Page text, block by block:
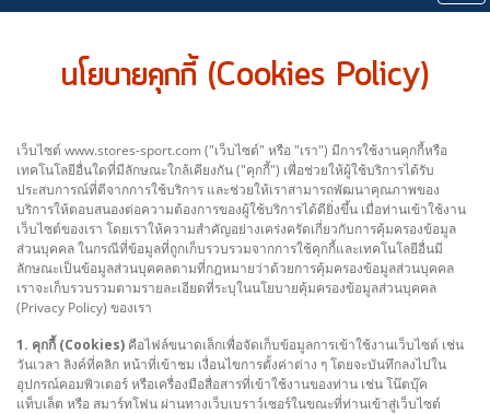
นโยบายคุกกี้ (Cookies Policy)
เว็บไซต์ www.stores-sport.com ("เว็บไซต์" หรือ "เรา") มีการใช้งานคุกกี้หรือ
เทคโนโลยีอื่นใดที่มีลักษณะใกล้เคียงกัน ("คุกกี้") เพื่อช่วยให้ผู้ใช้บริการได้รับ
ประสบการณ์ที่ดีจากการใช้บริการ และช่วยให้เราสามารถพัฒนาคุณภาพของ
บริการให้ตอบสนองต่อความต้องการของผู้ใช้บริการได้ดียิ่งขึ้น เมื่อท่านเข้าใช้งาน
เว็บไซต์ของเรา โดยเราให้ความสำคัญอย่างเคร่งครัดเกี่ยวกับการคุ้มครองข้อมูล
ส่วนบุคคล ในกรณีที่ข้อมูลที่ถูกเก็บรวบรวมจากการใช้คุกกี้และเทคโนโลยีอื่นมี
ลักษณะเป็นข้อมูลส่วนบุคคลตามที่กฎหมายว่าด้วยการคุ้มครองข้อมูลส่วนบุคคล
เราจะเก็บรวบรวมตามรายละเอียดที่ระบุในนโยบายคุ้มครองข้อมูลส่วนบุคคล
(Privacy Policy) ของเรา
1. คุกกี้ (Cookies) คือไฟล์ขนาดเล็กเพื่อจัดเก็บข้อมูลการเข้าใช้งานเว็บไซต์ เช่น
วันเวลา ลิงค์ที่คลิก หน้าที่เข้าชม เงื่อนไขการตั้งค่าต่าง ๆ โดยจะบันทึกลงไปใน
อุปกรณ์คอมพิวเตอร์ หรือเครื่องมือสื่อสารที่เข้าใช้งานของท่าน เช่น โน๊ตบุ๊ค
แท็บเล็ต หรือ สมาร์ทโฟน ผ่านทางเว็บเบราว์เซอร์ในขณะที่ท่านเข้าสู่เว็บไซต์